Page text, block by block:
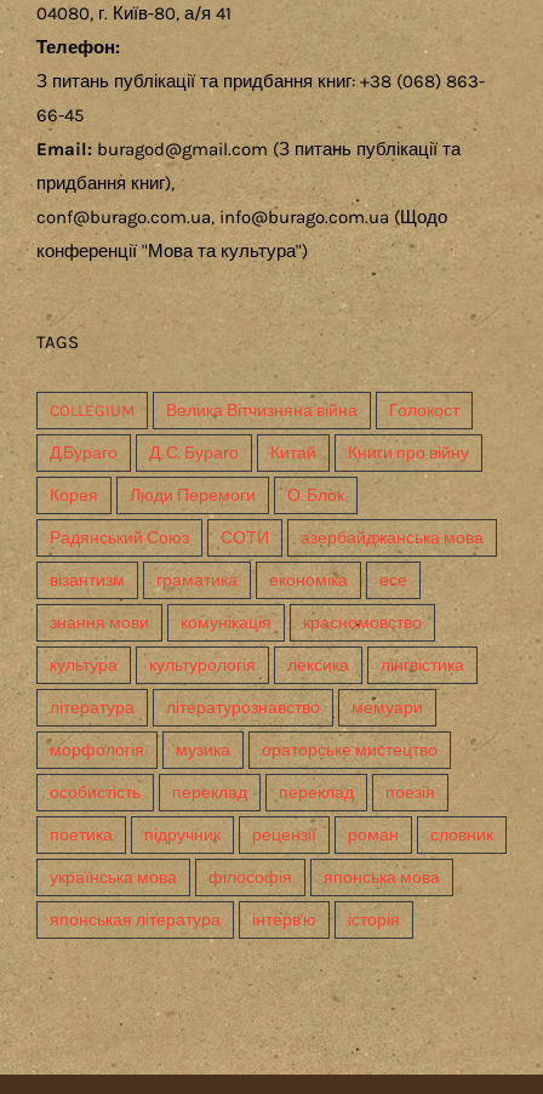
04080, г. Київ-80, а/я 41
Телефон:
З питань публікації та придбання книг: +38 (068) 863-
66-45
Email: buragod@gmail.com (З питань публікації та
придбання книг),
conf@burago.com.ua, info@burago.com.ua (Щодо
конференції "Мова та культура")
TAGS
COLLEGIUM Велика Вітчизняна війна Голокост
Д.Бураго Д. С. Бураго Китай Книги про війну
Корея Люди Перемоги О. Блок
Радянський Союз СОТИ азербайджанська мова
візантизм граматика економіка есе
знання мови комунікація красномовство
культура культурологія лексика лінгвістика
література літературознавство мемуари
морфологія музика ораторське мистецтво
особистість переклад переклад поезія
поетика підручник рецензії роман словник
українська мова філософія японська мова
японськая література інтерв'ю історія